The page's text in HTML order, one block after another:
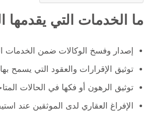
ما الخدمات التي يقدمها
إصدار وفسخ الوكالات ضمن الخدمات
توثيق الإقرارات والعقود التي يسمح
توثيق الرهون أو فكها في الحالات
الإفراغ العقاري لدى الموثقين عند